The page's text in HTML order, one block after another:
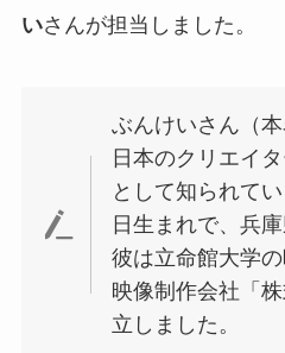
いさんが担当しました。
ぶんけいさん（本
日本のクリエイ
として知られて
日生まれで、兵
彼は立命館大学の
映像制作会社「
立しました。